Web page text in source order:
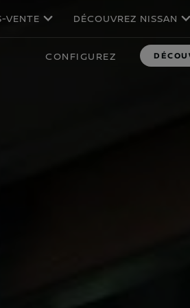
VENTE DÉCOUVREZ NISSAN
CONFIGUREZ